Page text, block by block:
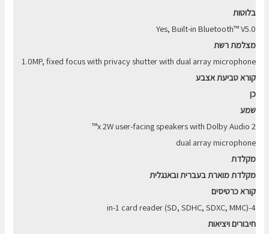
בלוטות
Yes, Built-in Bluetooth™ V5.0
מצלמת רשת
1.0MP, fixed focus with privacy shutter with dual array microphone
קורא טביעת אצבע
כן
שמע
2 x 2W user-facing speakers with Dolby Audio™
dual array microphone
מקלדת
מקלדת מוארת בעברית ובאנגלית
קורא כרטיסים
4-in-1 card reader (SD, SDHC, SDXC, MMC)
חיבורים ויציאות